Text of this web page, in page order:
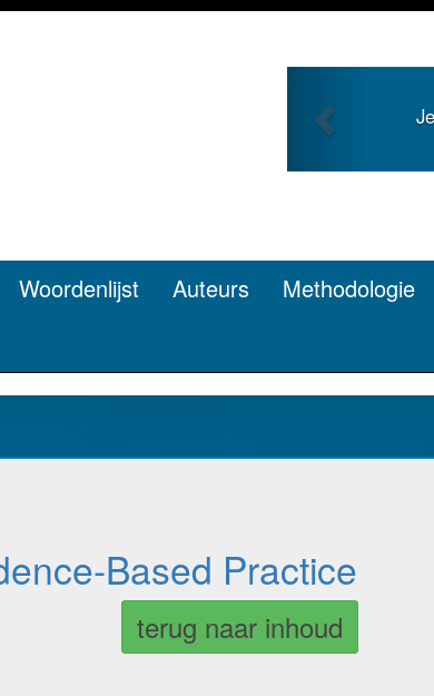
Woordenlijst Auteurs Methodologie
Based Practice
terug naar inhoud